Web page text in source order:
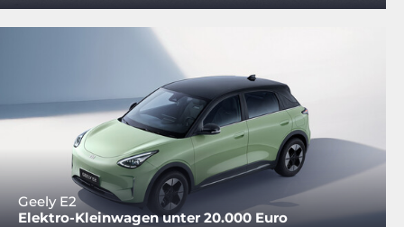
Geely E2
Elektro-Kleinwagen unter 20.000 Euro